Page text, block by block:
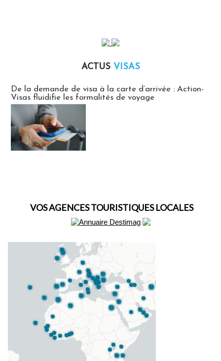
ACTUS VISAS
De la demande de visa à la carte d’arrivée : Action-
Visas fluidifie les formalités de voyage
VOS AGENCES TOURISTIQUES LOCALES